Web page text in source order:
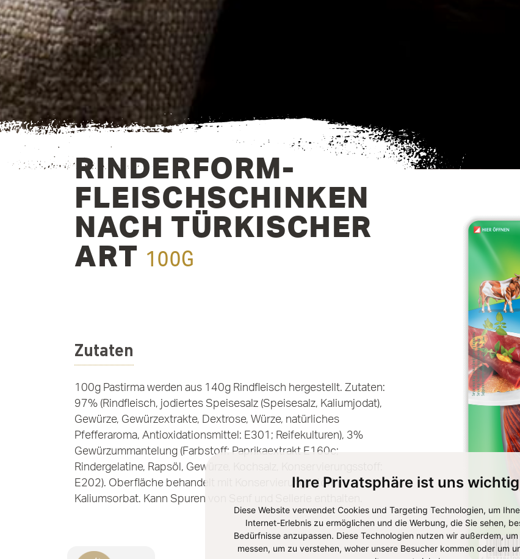
Ihre Privatsphäre ist uns wichtig
Diese Website verwendet Cookies und Targeting Technologien, um
Internet-Erlebnis zu ermöglichen und die Werbung, die Sie sehen,
Bedürfnisse anzupassen. Diese Technologien nutzen wir außerdem,
messen, um zu verstehen, woher unsere Besucher kommen oder um
RINDER­FORM­
FLEISCH­SCHINKEN
NACH TÜR­KISCHER
ART 100G
Zutaten
100g Pastirma werden aus 140g Rindfleisch hergestellt. Zutaten:
97% (Rindfleisch, jodiertes Speisesalz (Speisesalz, Kaliumjodat),
Gewürze, Gewürzextrakte, Dextrose, Würze, natürliches
Pfefferaroma, Antioxidationsmittel: E301; Reifekulturen), 3%
Gewürzummantelung (Farbstoff: Paprikaextrakt E160c;
Rindergelatine, Rapsöl, Gewürze, Kochsalz, Konservierungsstoff:
E202). Oberfläche behandelt mit Konservierungsstoff:
Kaliumsorbat. Kann Spuren von Senf und Sellerie enthalten.